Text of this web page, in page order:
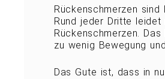
Rückenschmerzen
Rund jeder Dritte
Rückenschmerzen.
zu wenig Bewegung
Das Gute ist, dass in